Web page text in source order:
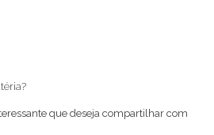
que deseja compartilhar com